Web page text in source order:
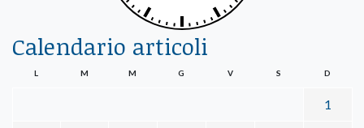
Calendario articoli
L M M G V S D
1